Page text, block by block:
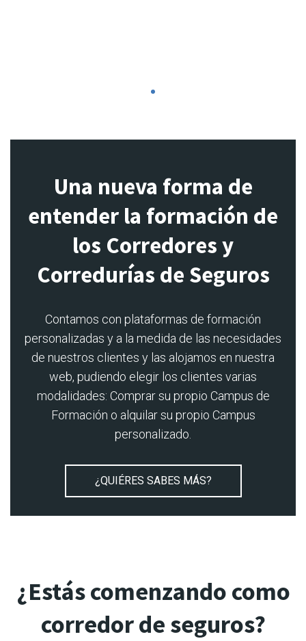
Una nueva forma de
entender la formación de
los Corredores y
Corredurías de Seguros
Contamos con plataformas de formación
personalizadas y a la medida de las necesidades
de nuestros clientes y las alojamos en nuestra
web, pudiendo elegir los clientes varias
modalidades: Comprar su propio Campus de
Formación o alquilar su propio Campus
personalizado.
¿QUIÉRES SABES MÁS?
¿Estás comenzando como
corredor de seguros?